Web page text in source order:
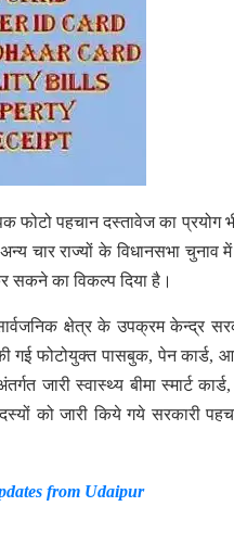
फोटो पहचान दस्तावेज का प्रयोग
चार राज्यों के विधानसभा चुनाव
सकने का विकल्प दिया है।
सार्वजनिक क्षेत्र के उपक्रम केन्द्र
की गई फोटोयुक्त पासबुक, पेन कार्ड,
जारी स्वास्थ्य बीमा स्मार्ट
को जारी किये गये सरकारी
from Udaipur